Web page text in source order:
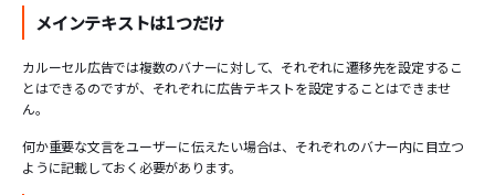
メインテキストは1つだけ
カルーセル広告では複数のバナーに対して、それぞれに遷移先を設定するこ
とはできるのですが、それぞれに広告テキストを設定することはできませ
ん。
何か重要な文言をユーザーに伝えたい場合は、それぞれのバナー内に目立つ
ように記載しておく必要があります。